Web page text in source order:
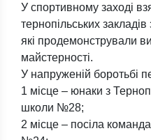
У спортивному заході
тернопільських закладів
які продемонстрували
майстерності.
У напруженій боротьбі
1 місце – юнаки з
школи №28;
2 місце – посіла